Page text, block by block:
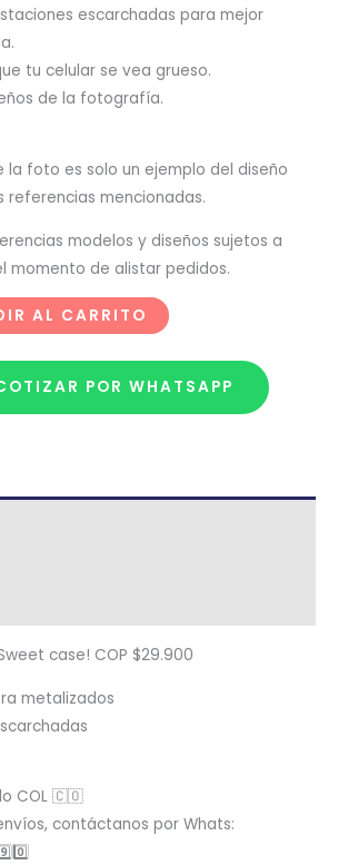
escarchadas para mejor
tu celular se vea grueso.
de la fotografía.
la foto es solo un ejemplo del diseño
referencias mencionadas.
modelos y diseños sujetos a
momento de alistar pedidos.
AL CARRITO
POR WHATSAPP
case! COP $29.900
metalizados
COL 🇨🇴
contáctanos por Whats: